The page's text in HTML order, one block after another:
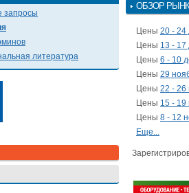
запросы
литература
ОБЗОР
Цены 20 - 24
Цены 13 - 17
Цены 6 - 10
Цены 29
Цены 22 - 26
Цены 15 - 19
Цены 8 - 12
Еще...